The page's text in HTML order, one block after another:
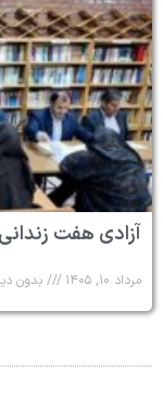
آزادی هفت
مرداد ۱۰, ۱۴۰۵ بدون